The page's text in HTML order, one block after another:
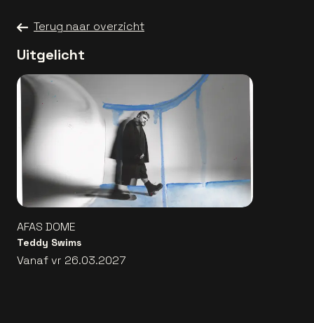
Terug naar overzicht
Uitgelicht
AFAS DOME
Teddy Swims
Vanaf vr 26.03.2027